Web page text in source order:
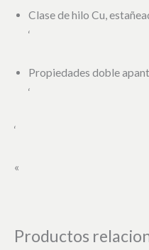
Clase de hilo Cu,
‘
Propiedades doble
‘
‘
«
Productos